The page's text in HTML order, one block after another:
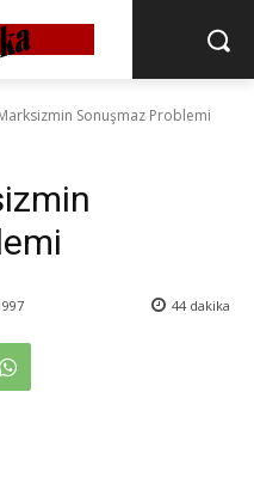
Sonuşmaz Problemi
44 dakika